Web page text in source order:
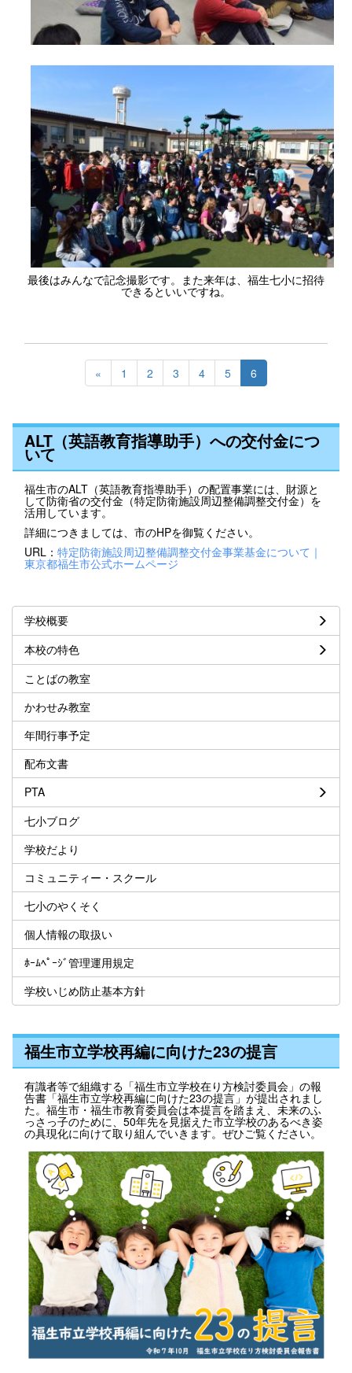
最後はみんなで記念撮影です。また来年は、福生七小に招待
できるといいですね。
« 1 2 3 4 5 6
ALT（英語教育指導助手）への交付金につ
いて
福生市のALT（英語教育指導助手）の配置事業には、財源と
して防衛省の交付金（特定防衛施設周辺整備調整交付金）を
活用しています。
詳細につきましては、市のHPを御覧ください。
URL： 特定防衛施設周辺整備調整交付金事業基金について｜
東京都福生市公式ホームページ
学校概要
本校の特色
ことばの教室
かわせみ教室
年間行事予定
配布文書
PTA
七小ブログ
学校だより
コミュニティー・スクール
七小のやくそく
個人情報の取扱い
ﾎｰﾑﾍﾟｰｼﾞ管理運用規定
学校いじめ防止基本方針
福生市立学校再編に向けた23の提言
有識者等で組織する「福生市立学校在り方検討委員会」の報
告書「福生市立学校再編に向けた23の提言」が提出されまし
た。福生市・福生市教育委員会は本提言を踏まえ、未来のふ
っさっ子のために、50年先を見据えた市立学校のあるべき姿
の具現化に向けて取り組んでいきます。ぜひご覧ください。